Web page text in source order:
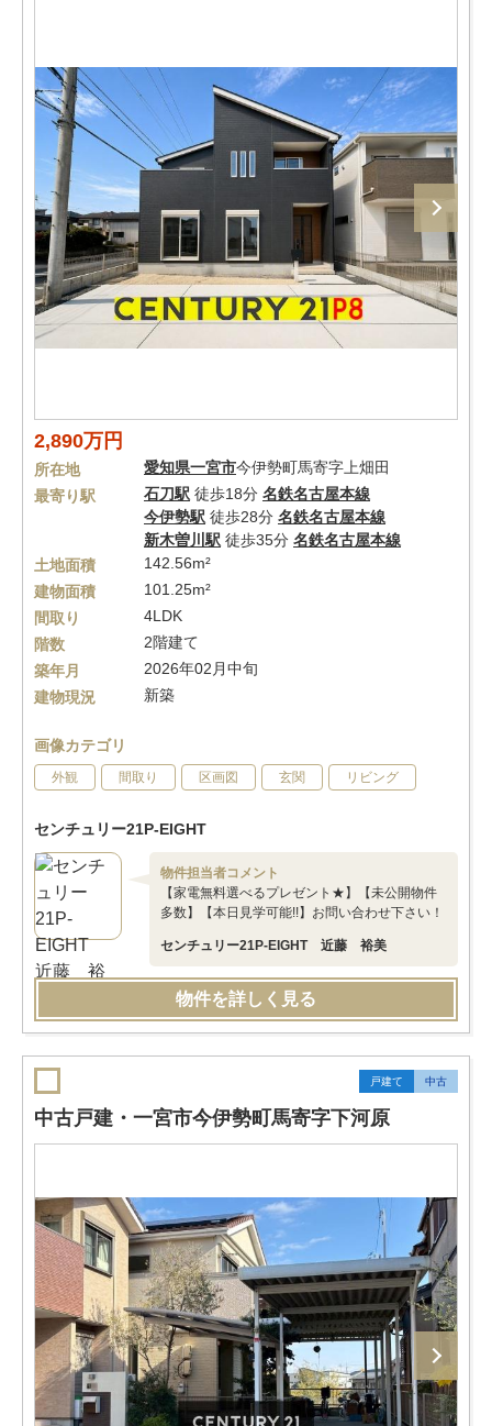
2,890万円
所在地 愛知県一宮市今伊勢町馬寄字上畑田
最寄り駅
石刀駅 徒歩18分 名鉄名古屋本線
今伊勢駅 徒歩28分 名鉄名古屋本線
新木曽川駅 徒歩35分 名鉄名古屋本線
土地面積
142.56m²
建物面積
101.25m²
間取り
4LDK
階数
2階建て
築年月
2026年02月中旬
建物現況
新築
画像カテゴリ
外観 間取り 区画図 玄関 リビング
センチュリー21P-EIGHT
物件担当者コメント
【家電無料選べるプレゼント★】【未公開物件
多数】【本日見学可能!!】お問い合わせ下さい！
センチュリー21P-EIGHT 近藤 裕美
物件を詳しく見る
戸建て 中古
中古戸建・一宮市今伊勢町馬寄字下河原